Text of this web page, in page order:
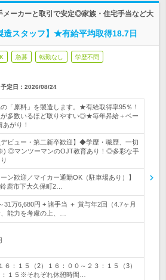
メーカーと取引で安定◎家族・住宅手当など大
造スタッフ】★有給平均取得18.7日
急募 転勤なし 学歴不問
定日： 2026/08/24
「原料」を製造します。★有給取得率95％！
多数いるほど取りやすい◎★毎年昇給＋ベー
がり！
デビュー・第二新卒歓迎】◆学歴・職歴、一切
◎マンツーマンのOJT教育あり！◎多彩な手
ーン歓迎／マイカー通勤OK（駐車場あり）】
鹿市下大久保町2…
31万6,680円 + 諸手当 ＋ 賞与年2回（4.7ヶ月
能力を考慮の上、…
６：１５（2）１６：００～２３：１５（3）
：１５※それぞれ休憩時間…